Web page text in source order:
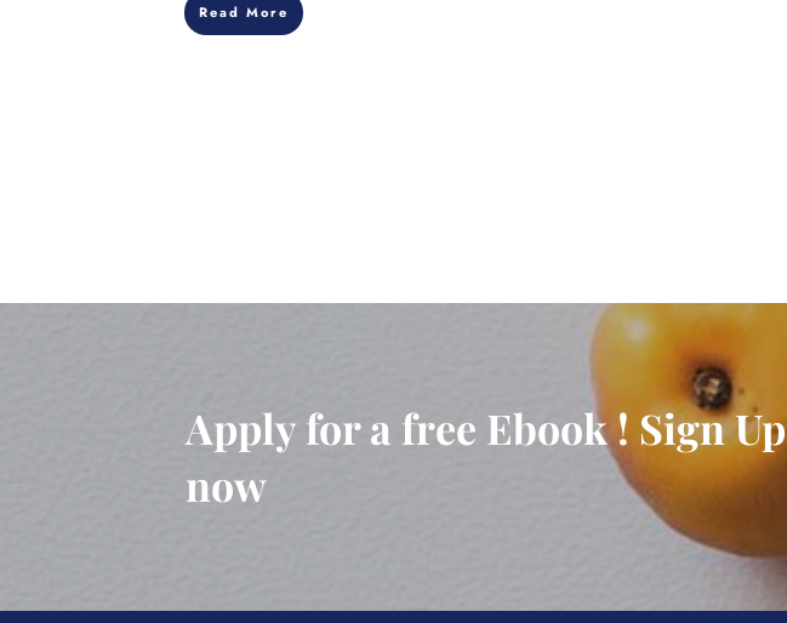
Read More
Apply for a free Ebook ! Sign Up
now